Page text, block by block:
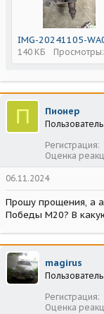
140 КБ
П Пионер
Пользователь
Регистрация
Оценка
06.11.2024
Прошу прощения, а
Победы М20? В
magirus
Пользователь
Регистрация
Оценка